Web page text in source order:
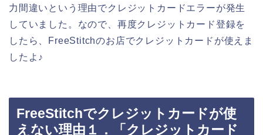
力間違いという理由でクレジットカードエラーが発生
していました。なので、再度クレジットカード登録を
したら、FreeStitchのお店でクレジットカードが使えま
したよ♪
FreeStitchでクレジットカードが使
えない理由１．「クレジットカード